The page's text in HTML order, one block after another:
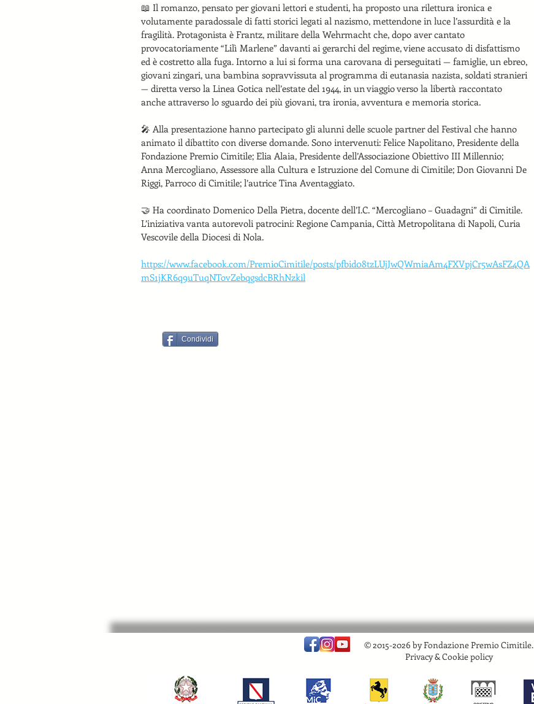
📖 Il romanzo, pensato per giovani lettori e studenti, ha proposto una rilettura ironica e
volutamente paradossale di fatti storici legati al nazismo, mettendone in luce l’assurdità e la
fragilità. Protagonista è Frantz, militare della Wehrmacht che, dopo aver cantato
provocatoriamente “Lilì Marlene” davanti ai gerarchi del regime, viene accusato di disfattismo
ed è costretto alla fuga. Intorno a lui si forma una carovana di perseguitati — famiglie, un ebreo,
giovani zingari, una bambina sopravvissuta al programma di eutanasia nazista, soldati stranieri
— diretta verso la Linea Gotica nell’estate del 1944, in un viaggio verso la libertà raccontato
anche attraverso lo sguardo dei più giovani, tra ironia, avventura e memoria storica.
🎤 Alla presentazione hanno partecipato gli alunni delle scuole partner del Festival che hanno
animato il dibattito con diverse domande. Sono intervenuti: Felice Napolitano, Presidente della
Fondazione Premio Cimitile; Elia Alaia, Presidente dell’Associazione Obiettivo III Millennio;
Anna Mercogliano, Assessore alla Cultura e Istruzione del Comune di Cimitile; Don Giovanni De
Riggi, Parroco di Cimitile; l’autrice Tina Aventaggiato.
🤝 Ha coordinato Domenico Della Pietra, docente dell’I.C. “Mercogliano – Guadagni” di Cimitile.
L’iniziativa vanta autorevoli patrocini: Regione Campania, Città Metropolitana di Napoli, Curia
Vescovile della Diocesi di Nola.
https://www.facebook.com/PremioCimitile/posts/pfbid08tzLUjJwQWmiaAm4FXVpjCr5wAsFZ4QA
mS1jKR6q9uTuqNTovZebqgsdcBRhNzkil
Condividi
© 2015-2026 by Fondazione Premio Cimitile.
Privacy & Cookie policy